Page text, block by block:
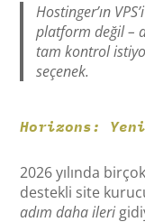
Hostinger’ın
platform değil –
tam kontrol
seçenek.
Horizons:
2026 yılında
destekli site
adım daha ileri